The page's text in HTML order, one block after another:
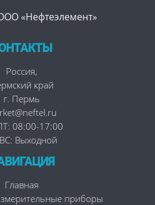
Россия,
край
г. Пермь
08:00-17:00
Выходной
Главная
приборы